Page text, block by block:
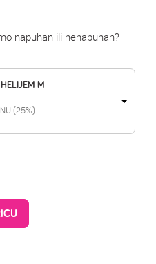
napuhan ili nenapuhan?
M
(25%)